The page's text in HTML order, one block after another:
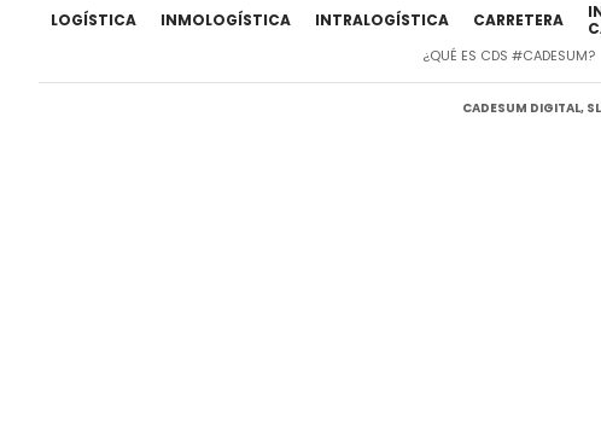
LOGÍSTICA INMOLOGÍSTICA INTRALOGÍSTICA CARRETERA
¿QUÉ ES CDS #CADESUM?
CADESUM DIGITAL, SL